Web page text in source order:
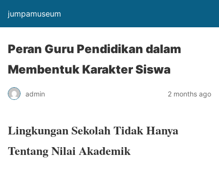
jumpamuseum
Peran Guru Pendidikan dalam
Membentuk Karakter Siswa
admin 2 months ago
Lingkungan Sekolah Tidak Hanya
Tentang Nilai Akademik